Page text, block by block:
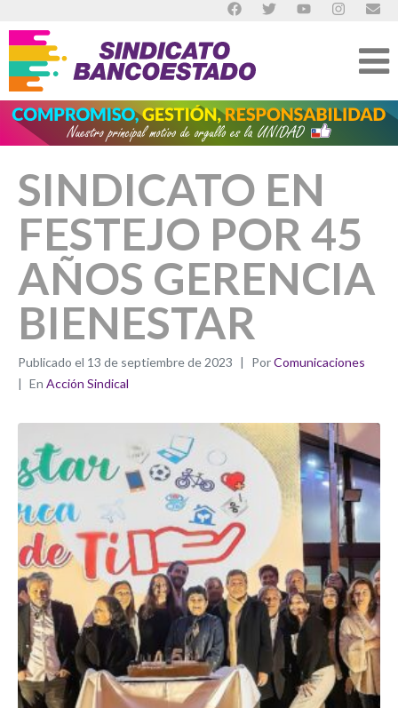
SINDICATO EN
FESTEJO POR 45
AÑOS GERENCIA
BIENESTAR
Publicado el 13 de septiembre de 2023 PorComunicaciones
En Acción Sindical